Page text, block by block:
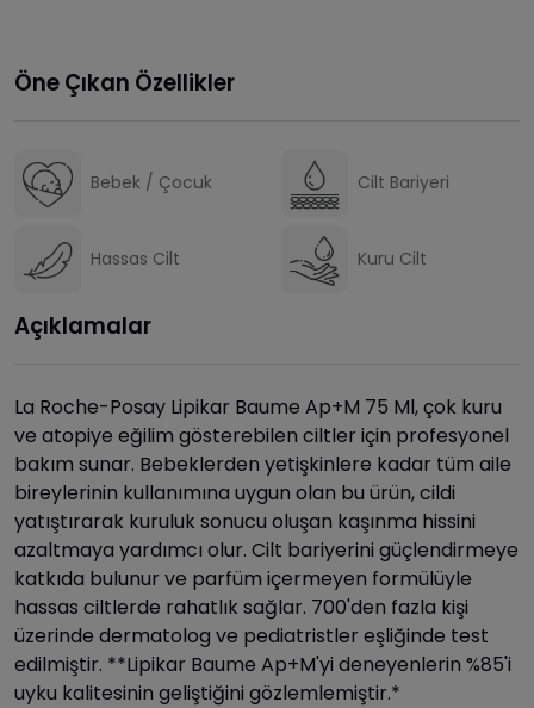
Öne Çıkan Özellikler
Bebek / Çocuk Cilt Bariyeri
Hassas Cilt Kuru Cilt
Açıklamalar
La Roche-Posay Lipikar Baume Ap+M 75 Ml, çok kuru
ve atopiye eğilim gösterebilen ciltler için profesyonel
bakım sunar. Bebeklerden yetişkinlere kadar tüm aile
bireylerinin kullanımına uygun olan bu ürün, cildi
yatıştırarak kuruluk sonucu oluşan kaşınma hissini
azaltmaya yardımcı olur. Cilt bariyerini güçlendirmeye
katkıda bulunur ve parfüm içermeyen formülüyle
hassas ciltlerde rahatlık sağlar. 700'den fazla kişi
üzerinde dermatolog ve pediatristler eşliğinde test
edilmiştir. **Lipikar Baume Ap+M'yi deneyenlerin %85'i
uyku kalitesinin geliştiğini gözlemlemiştir.*